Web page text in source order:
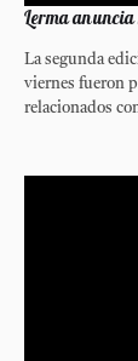
Lerma anuncia
La segunda
viernes fueron
relacionados